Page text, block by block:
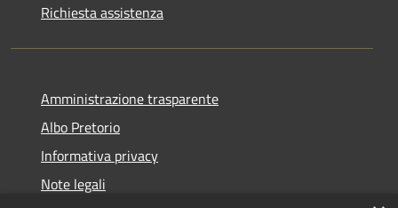
Richiesta assistenza
Amministrazione trasparente
Albo Pretorio
Informativa privacy
Note legali